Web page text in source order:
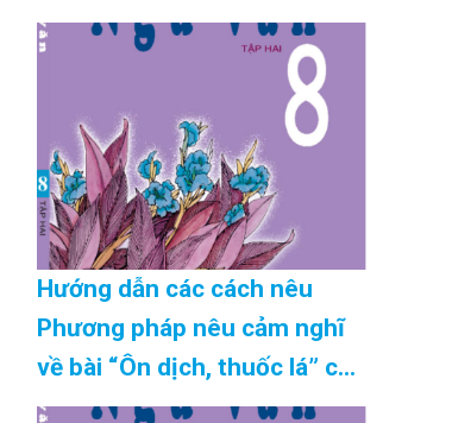
trong đó có sử dụng hai câu
ghép chính xác nhất Cập
Hướng dẫn các cách nêu
Phương pháp nêu cảm nghĩ
về bài “Ôn dịch, thuốc lá” của
Nguyễn Khắc Viện chính xác